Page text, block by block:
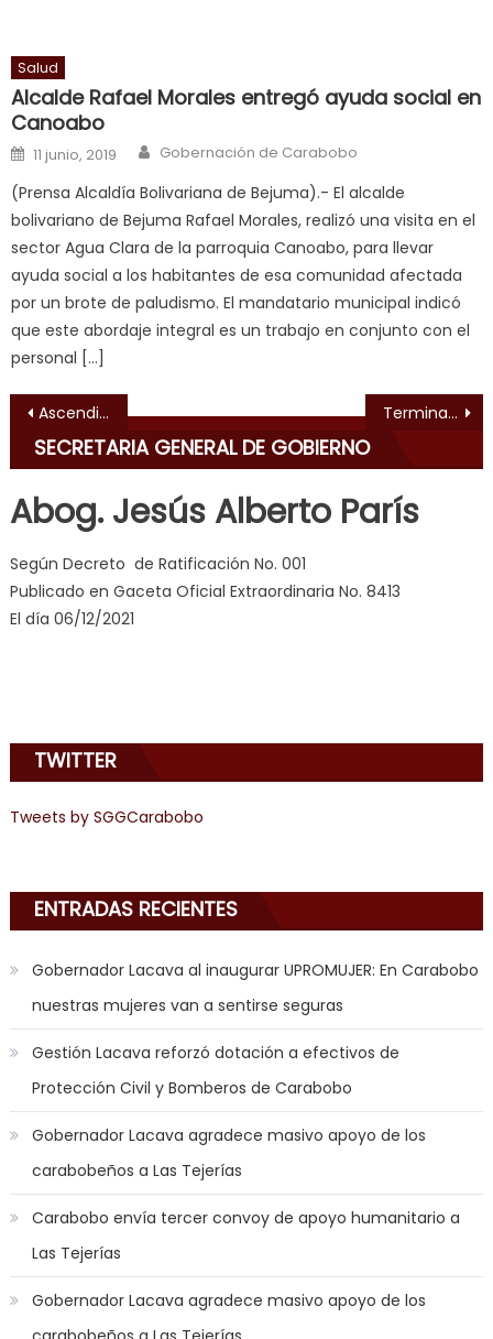
a
long
hard
fuck ,
सच
ह
ल
म
य
भ
ह,
dancer
milf,
de
pono
doido ,
about
joys
of
i
am
the
mood
to
play
jerk
off
game
with
you
nana
nakamura
Salud
Alcalde Rafael Morales entregó ayuda social en
Canoabo
Posted on
11 junio, 2019 Author
Gobernación de Carabobo
(Prensa Alcaldía Bolivariana de Bejuma).- El alcalde
bolivariano de Bejuma Rafael Morales, realizó una visita en el
sector Agua Clara de la parroquia Canoabo, para llevar
ayuda social a los habitantes de esa comunidad afectada
por un brote de paludismo. El mandatario municipal indicó
que este abordaje integral es un trabajo en conjunto con el
personal […]
Navegación de entradas
Ascendidos 161 funcionarios del Sistema Integrado de Protección Civil en Carabobo Terminal de Pasajeros del Big Low tiene tres rutas suburbanas activas
SECRETARIA GENERAL DE GOBIERNO
Abog. Jesús Alberto París
Según Decreto de Ratificación No. 001
Publicado en Gaceta Oficial Extraordinaria No. 8413
El día 06/12/2021
TWITTER
Tweets by SGGCarabobo
ENTRADAS RECIENTES
Gobernador Lacava al inaugurar UPROMUJER: En Carabobo
nuestras mujeres van a sentirse seguras
Gestión Lacava reforzó dotación a efectivos de
Protección Civil y Bomberos de Carabobo
Gobernador Lacava agradece masivo apoyo de los
carabobeños a Las Tejerías
Carabobo envía tercer convoy de apoyo humanitario a
Las Tejerías
Gobernador Lacava agradece masivo apoyo de los